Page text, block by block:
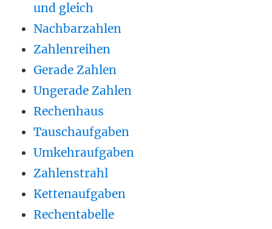
und gleich
Nachbarzahlen
Zahlenreihen
Gerade Zahlen
Ungerade Zahlen
Rechenhaus
Tauschaufgaben
Umkehraufgaben
Zahlenstrahl
Kettenaufgaben
Rechentabelle